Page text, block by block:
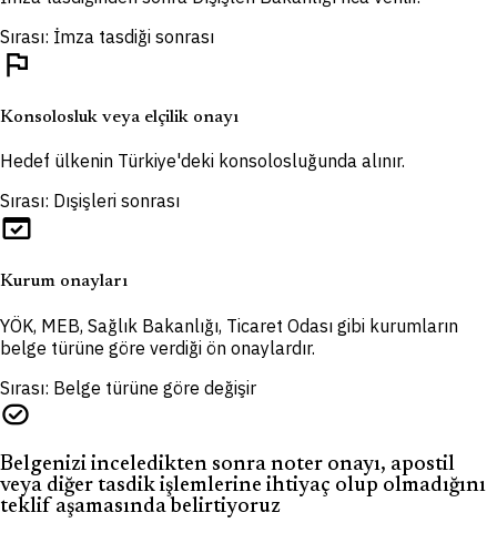
Sırası: İmza tasdiği sonrası
flag
Konsolosluk veya elçilik onayı
Hedef ülkenin Türkiye'deki konsolosluğunda alınır.
Sırası: Dışişleri sonrası
domain_verification
Kurum onayları
YÖK, MEB, Sağlık Bakanlığı, Ticaret Odası gibi kurumların
belge türüne göre verdiği ön onaylardır.
Sırası: Belge türüne göre değişir
task_alt
Belgenizi inceledikten sonra noter onayı, apostil
veya diğer tasdik işlemlerine ihtiyaç olup olmadığını
teklif aşamasında belirtiyoruz